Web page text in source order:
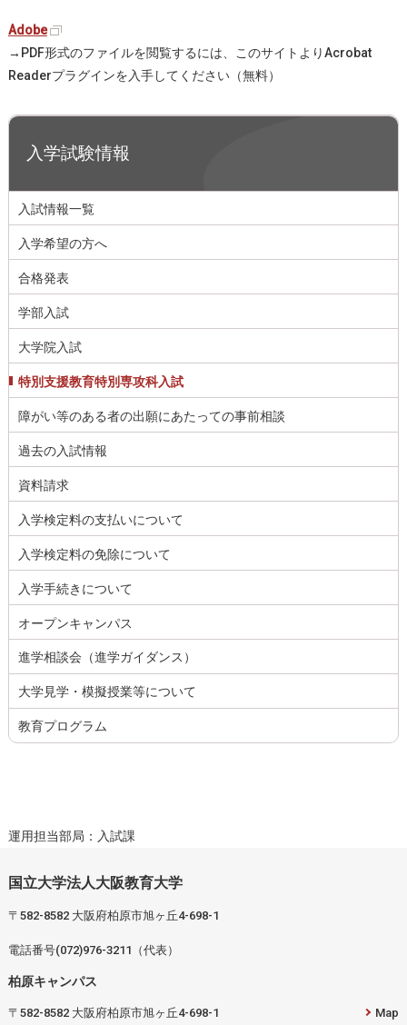
Adobe
→PDF形式のファイルを閲覧するには、このサイトよりAcrobat
Readerプラグインを入手してください（無料）
入学試験情報
入試情報一覧
入学希望の方へ
合格発表
学部入試
大学院入試
特別支援教育特別専攻科入試
障がい等のある者の出願にあたっての事前相談
過去の入試情報
資料請求
入学検定料の支払いについて
入学検定料の免除について
入学手続きについて
オープンキャンパス
進学相談会（進学ガイダンス）
大学見学・模擬授業等について
教育プログラム
運用担当部局：入試課
国立大学法人大阪教育大学
〒582-8582 大阪府柏原市旭ヶ丘4-698-1
電話番号(072)976-3211（代表）
柏原キャンパス
〒582-8582 大阪府柏原市旭ヶ丘4-698-1 Map